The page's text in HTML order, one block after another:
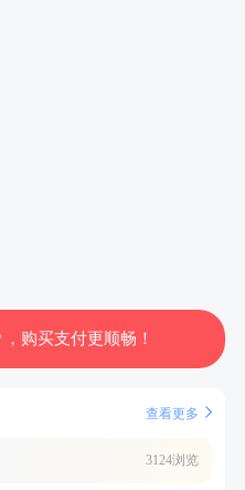
购买支付更顺畅！
查看更多
3124浏览